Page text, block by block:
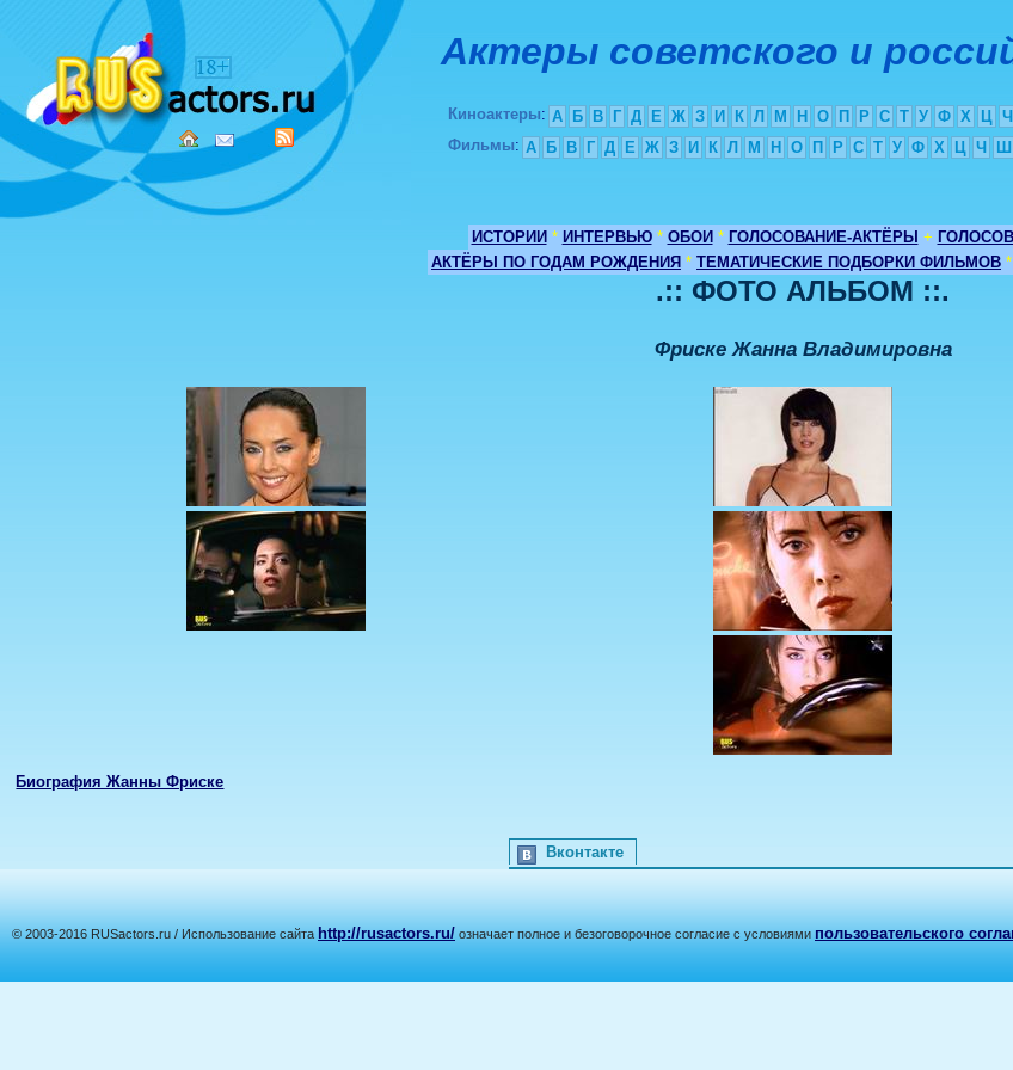
Актеры советского и
Киноактеры: А Б В Г Д Е Ж З И К Л М Н О П Р С Т У Ф Х Ц Ч
Фильмы: А Б В Г Д Е Ж З И К Л М Н О П Р С Т У Ф Х Ц Ч Ш
ИСТОРИИ * ИНТЕРВЬЮ * ОБОИ * ГОЛОСОВАНИЕ-АКТЁРЫ +
АКТЁРЫ ПО ГОДАМ РОЖДЕНИЯ * ТЕМАТИЧЕСКИЕ ПОДБОРКИ ФИЛЬМОВ *
.:: ФОТО АЛЬБОМ ::.
Фриске Жанна Владимировна
Биография Жанны Фриске
Вконтакте
© 2003-2016 RUSactors.ru / Использование сайта http://rusactors.ru/ означает полное и безоговорочное согласие с условиями пользовательского